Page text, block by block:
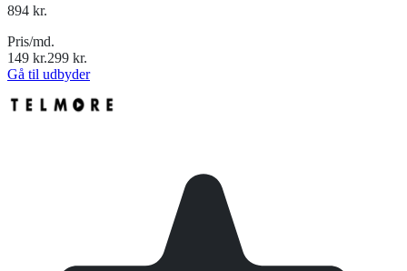
894 kr.
Pris/md.
149 kr.299 kr.
Gå til udbyder